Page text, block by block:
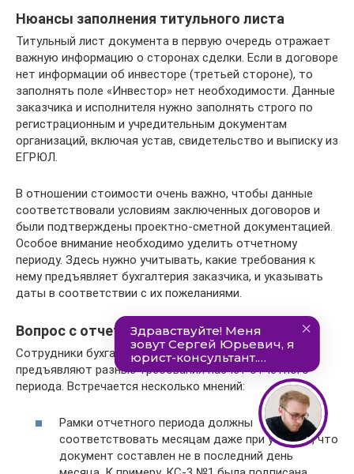
Нюансы заполнения титульного листа
Титульный лист документа в первую очередь отражает
важную информацию о сторонах сделки. Если в договоре
нет информации об инвесторе (третьей стороне), то
заполнять поле «Инвестор» нет необходимости. Данные
заказчика и исполнителя нужно заполнять строго по
регистрационным и учредительным документам
организаций, включая устав, свидетельство и выписку из
ЕГРЮЛ.
В отношении стоимости очень важно, чтобы данные
соответствовали условиям заключенных договоров и
были подтверждены проектно-сметной документацией.
Особое внимание необходимо уделить отчетному
периоду. Здесь нужно учитывать, какие требования к
нему предъявляет бухгалтерия заказчика, и указывать
даты в соответствии с их пожеланиями.
Вопрос с отчетным периодом
Сотрудники бухгалтерии разных заказчиков часто
предъявляют разные требования насчет отчетного
периода. Встречается несколько мнений:
Рамки отчетного периода должны
соответствовать месяцам даже при условии, что
документ составлен не в последний день